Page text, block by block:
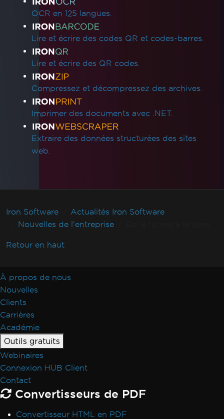
OCR en 125 langues.
Lire et écrire des codes QR et codes-barres.
Lire et écrire des QR codes.
Compressez et décompressez des archives.
Imprimer des documents avec .NET.
Extraire des données structurées des sites
web.
Iron Software
Actualités Iron Software
Nouvelles de l'entreprise
Retour en haut
À propos de nous
Nouvelles
Clients
Carrières
Académie
Outils gratuits
Webinaires
Connexion HUB Client
Contact
Convertisseurs de PDF
Convertisseur HTML en PDF